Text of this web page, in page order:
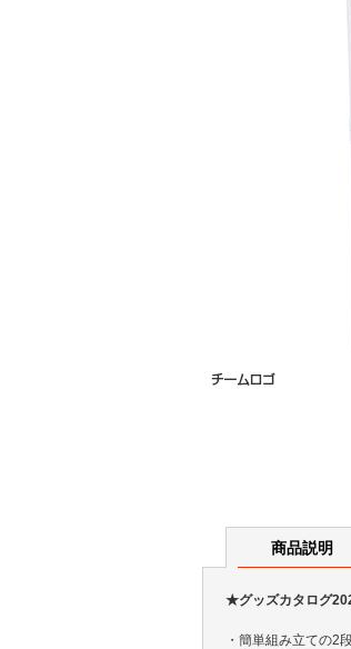
商品説明
★グッズカタログ
・簡単組み立ての2